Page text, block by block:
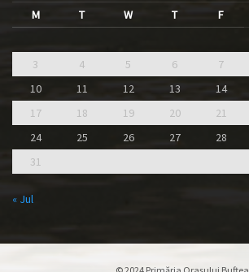
M
T W T F
3
4 5 6 7
10
11 12 13 14
17
18 19 20 21
24
25 26 27 28
31
« Jul